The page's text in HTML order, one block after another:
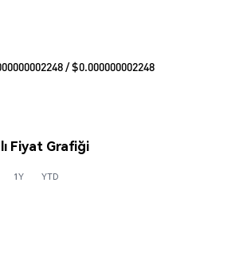
/ $0.000000002248
Fiyat Grafiği
1Y YTD